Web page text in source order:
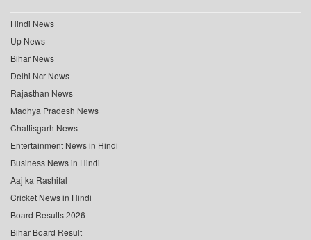
Hindi News
Up News
Bihar News
Delhi Ncr News
Rajasthan News
Madhya Pradesh News
Chattisgarh News
Entertainment News in Hindi
Business News in Hindi
Aaj ka Rashifal
Cricket News in Hindi
Board Results 2026
Bihar Board Result